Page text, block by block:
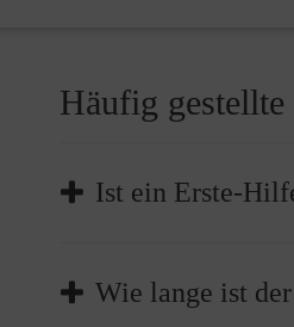
Häufig gestellte
Ist ein Erste-
Die Teilnahme an
müssen Sie bei der
Wie lange ist